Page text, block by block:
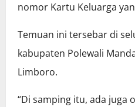
nomor Kartu Keluarga
Temuan ini tersebar di
kabupaten Polewali
Limboro.
“Di samping itu, ada juga